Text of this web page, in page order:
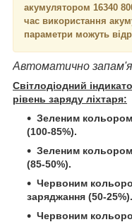
акумулятором 16340
час використання
параметри можуть
Автоматично
Світлодіодний
рівень заряду ліхтаря:
Зеленим кольором
(100-85%).
Зеленим кольором
(85-50%).
Червоним
заряджання (50-25%).
Червоним